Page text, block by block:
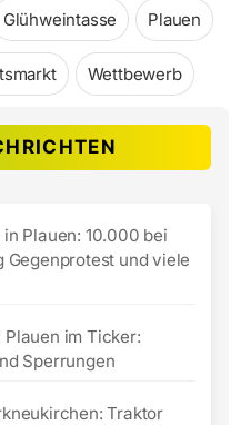
Glühweintasse Plauen
Wettbewerb
Plauen: 10.000 bei
Gegenprotest und viele
im Ticker:
Sperrungen
Traktor